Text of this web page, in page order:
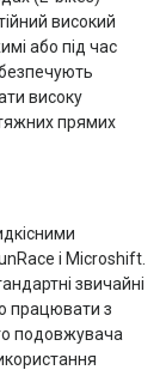
високий
або під час
високу
прямих
і Microshift.
звичайні
працювати з
подовжувача